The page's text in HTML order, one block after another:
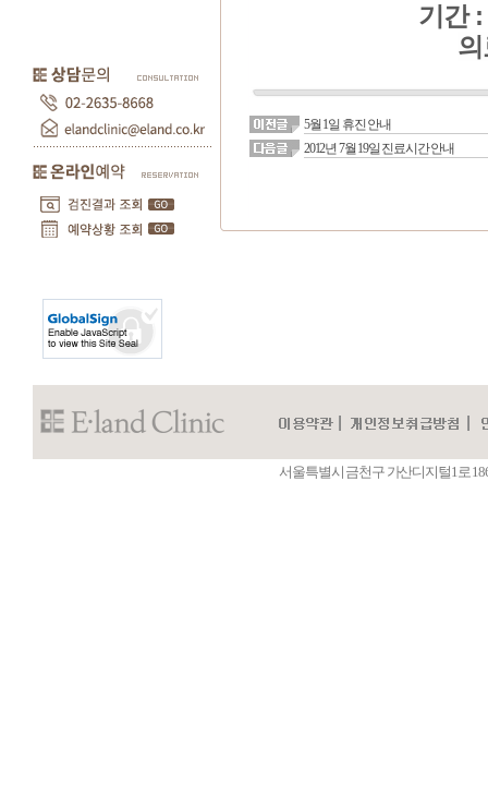
기간 :
5월 1일 휴진 안내
2012년 7월 19일 진료시간 안내
서울특별시 금천구 가산디지털1로